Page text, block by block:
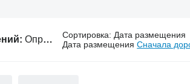
Опрыскиватели навесные Hardi Сортировка: Дата размещения
Дата размещения Сначала